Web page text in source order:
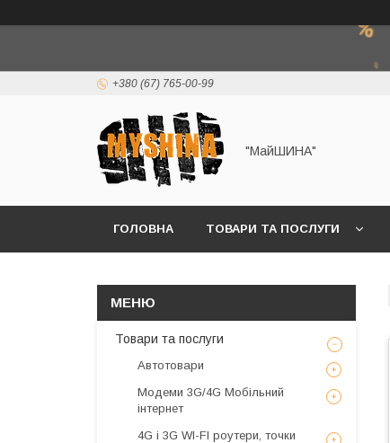
+380 (67) 765-00-99
"МайШИНА"
ГОЛОВНА ТОВАРИ ТА ПОСЛУГИ
Товари та послуги
Автотовари
Модеми 3G/4G Мобільний
інтернет
4G і 3G WI-FI роутери, точки